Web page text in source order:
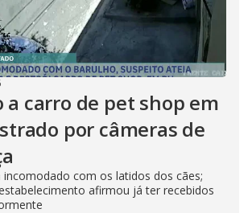
carro de pet shop em
por câmeras de
incomodado com os latidos dos cães;
afirmou já ter recebidos